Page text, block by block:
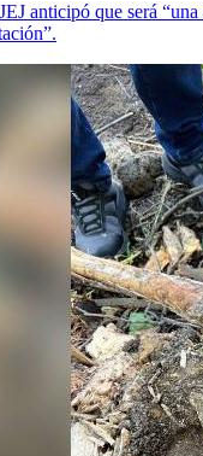
anticipó que será